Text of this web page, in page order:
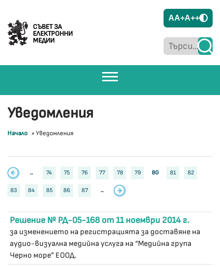
СЪВЕТ ЗА
ЕЛЕКТРОННИ
МЕДИИ
AA+A++
Уведомления
Начало »Уведомления
.. 74 75 76 77 78 79 80 81 82
83 84 85 86 87 ..
Решение № РД-05-168 от 11 ноември 2014 г.
за изменението на регистрацията за доставяне на
аудио-визуална медийна услуга на “Медийна група
Черно море” ЕООД.